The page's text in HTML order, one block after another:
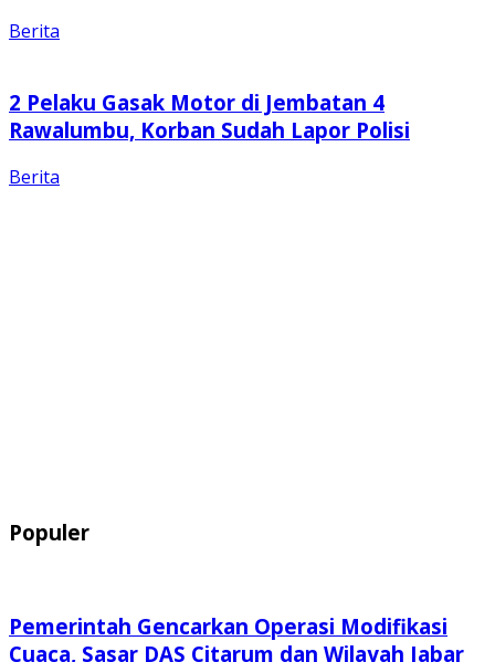
Berita
2 Pelaku Gasak Motor di Jembatan 4
Rawalumbu, Korban Sudah Lapor Polisi
Berita
Populer
Pemerintah Gencarkan Operasi Modifikasi
Cuaca, Sasar DAS Citarum dan Wilayah Jabar